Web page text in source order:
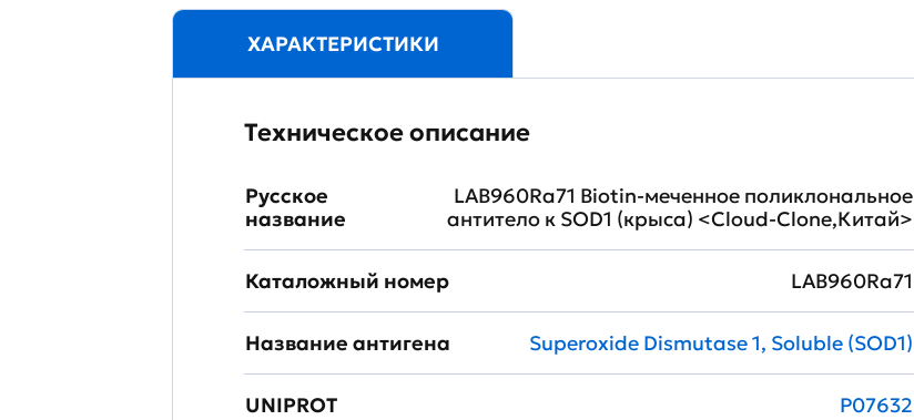
ХАРАКТЕРИСТИКИ
Техническое описание
Русское
название
LAB960Ra71 Biotin-меченное поликлональное
антитело к SOD1 (крыса) <Cloud-Clone,Китай>
Каталожный номер LAB960Ra71
Название антигена Superoxide Dismutase 1, Soluble (SOD1)
UNIPROT P07632